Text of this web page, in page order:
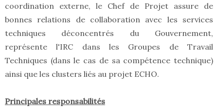
coordination externe, le Chef de Projet assure de
bonnes relations de collaboration avec les services
techniques déconcentrés du Gouvernement,
représente l'IRC dans les Groupes de Travail
Techniques (dans le cas de sa compétence technique)
ainsi que les clusters liés au projet ECHO.
Principales responsabilités